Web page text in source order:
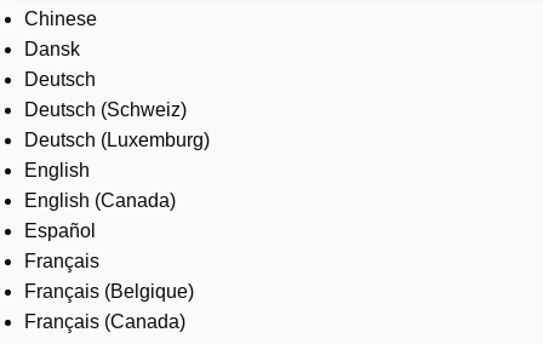
Industries
Services
About us
Where to buy
Contact us
Careers
Chinese
Dansk
Deutsch
Deutsch (Schweiz)
Deutsch (Luxemburg)
English
English (Canada)
Español
Français
Français (Belgique)
Français (Canada)